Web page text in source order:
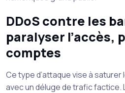
DDoS contre les
paralyser l’accès,
comptes
Ce type d’attaque vise à
avec un déluge de trafic factice.